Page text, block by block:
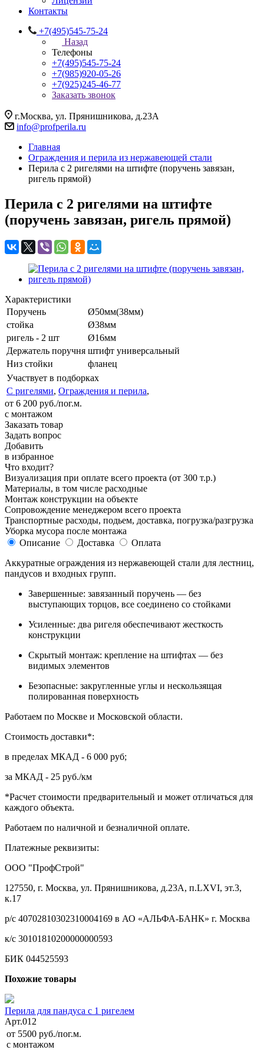
Контакты
+7(495)545-75-24
Назад
Телефоны
+7(495)545-75-24
+7(985)920-05-26
+7(925)245-46-77
Заказать звонок
г.Москва, ул. Прянишникова, д.23А
info@profperila.ru
Главная
Ограждения и перила из нержавеющей стали
Перила с 2 ригелями на штифте (поручень завязан,
ригель прямой)
Перила с 2 ригелями на штифте
(поручень завязан, ригель прямой)
Характеристики
Поручень
Ø50мм(38мм)
стойка
Ø38мм
ригель - 2 шт
Ø16мм
Держатель поручня штифт универсальный
Низ стойки
фланец
Участвует в подборках
С ригелями, Ограждения и перила,
от 6 200 руб./пог.м.
с монтажом
Заказать товар
Задать вопрос
Добавить
в избранное
Что входит?
Визуализация при оплате всего проекта (от 300 т.р.)
Материалы, в том числе расходные
Монтаж конструкции на объекте
Сопровождение менеджером всего проекта
Транспортные расходы, подьем, доставка, погрузка/разгрузка
Уборка мусора после монтажа
Описание
Доставка
Оплата
Аккуратные ограждения из нержавеющей стали для лестниц,
пандусов и входных групп.
Завершенные: завязанный поручень — без
выступающих торцов, все соединено со стойками
Усиленные: два ригеля обеспечивают жесткость
конструкции
Скрытый монтаж: крепление на штифтах — без
видимых элементов
Безопасные: закругленные углы и нескользящая
полированная поверхность
Работаем по Москве и Московской области.
Стоимость доставки*:
в пределах МКАД - 6 000 руб;
за МКАД - 25 руб./км
*Расчет стоимости предварительный и может отличаться для
каждого объекта.
Работаем по наличной и безналичной оплате.
Платежные реквизиты:
ООО "ПрофСтрой"
127550, г. Москва, ул. Прянишникова, д.23А, п.LXVI, эт.3,
к.17
р/с 40702810302310004169 в АО «АЛЬФА-БАНК» г. Москва
к/с 30101810200000000593
БИК 044525593
Похожие товары
Перила для пандуса с 1 ригелем
Арт.012
от 5500 руб./пог.м.
с монтажом